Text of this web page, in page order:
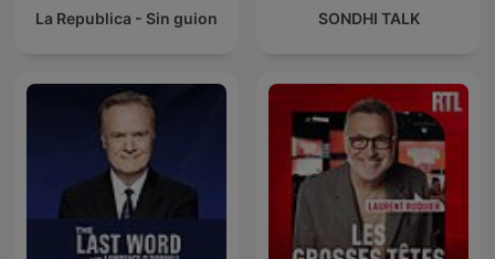
La Republica - Sin guion SONDHI TALK